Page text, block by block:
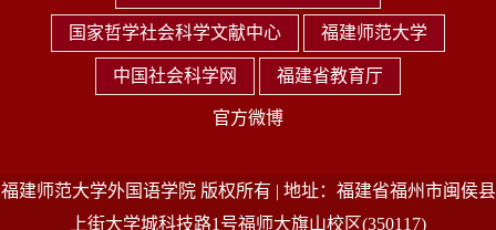
国家哲学社会科学文献中心 福建师范大学
中国社会科学网 福建省教育厅
官方微博
福建师范大学外国语学院 版权所有 | 地址：福建省福州市闽侯县
上街大学城科技路1号福师大旗山校区(350117)